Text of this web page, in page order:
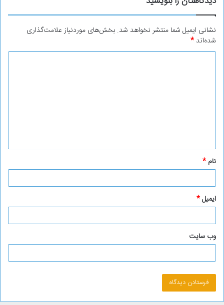
نشانی ایمیل شما منتشر نخواهد شد. بخش‌های موردنیاز علامت‌گذاری
شده‌اند*
*
نام *
ایمیل*
وب‌ سایت